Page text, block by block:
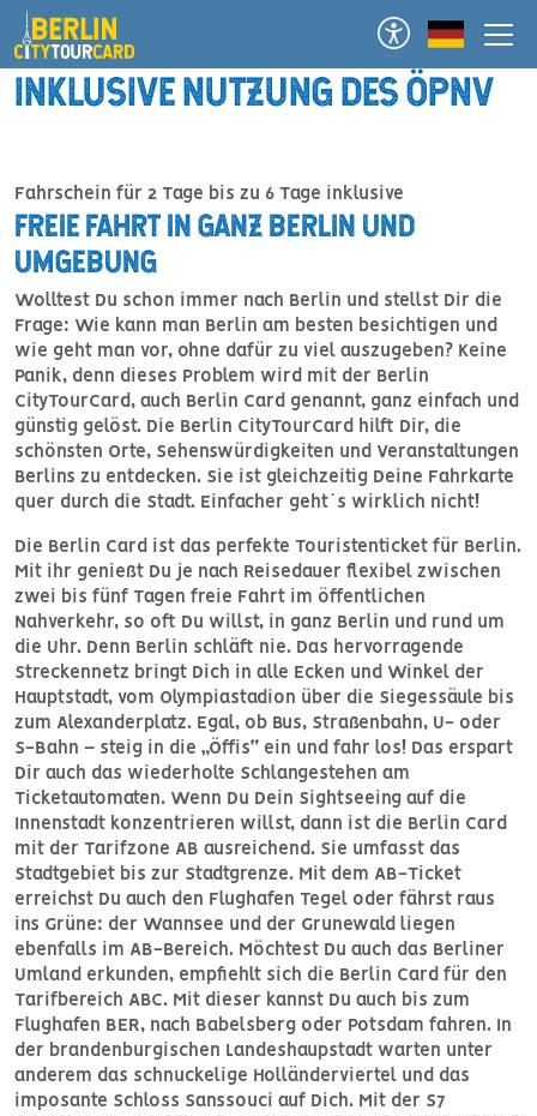
Direkt zum Inhalt
Deutsch
INKLUSIVE NUTZUNG DES ÖPNV
Fahrschein für 2 Tage bis zu 6 Tage inklusive
FREIE FAHRT IN GANZ BERLIN UND
UMGEBUNG
Wolltest Du schon immer nach Berlin und stellst Dir die
Frage: Wie kann man Berlin am besten besichtigen und
wie geht man vor, ohne dafür zu viel auszugeben? Keine
Panik, denn dieses Problem wird mit der Berlin
CityTourCard, auch Berlin Card genannt, ganz einfach und
günstig gelöst. Die Berlin CityTourCard hilft Dir, die
schönsten Orte, Sehenswürdigkeiten und Veranstaltungen
Berlins zu entdecken. Sie ist gleichzeitig Deine Fahrkarte
quer durch die Stadt. Einfacher geht´s wirklich nicht!
Die Berlin Card ist das perfekte Touristenticket für Berlin.
Mit ihr genießt Du je nach Reisedauer flexibel zwischen
zwei bis fünf Tagen freie Fahrt im öffentlichen
Nahverkehr, so oft Du willst, in ganz Berlin und rund um
die Uhr. Denn Berlin schläft nie. Das hervorragende
Streckennetz bringt Dich in alle Ecken und Winkel der
Hauptstadt, vom Olympiastadion über die Siegessäule bis
zum Alexanderplatz. Egal, ob Bus, Straßenbahn, U- oder
S-Bahn – steig in die „Öffis“ ein und fahr los! Das erspart
Dir auch das wiederholte Schlangestehen am
Ticketautomaten. Wenn Du Dein Sightseeing auf die
Innenstadt konzentrieren willst, dann ist die Berlin Card
mit der Tarifzone AB ausreichend. Sie umfasst das
Stadtgebiet bis zur Stadtgrenze. Mit dem AB-Ticket
erreichst Du auch den Flughafen Tegel oder fährst raus
ins Grüne: der Wannsee und der Grunewald liegen
ebenfalls im AB-Bereich. Möchtest Du auch das Berliner
Umland erkunden, empfiehlt sich die Berlin Card für den
Tarifbereich ABC. Mit dieser kannst Du auch bis zum
Flughafen BER, nach Babelsberg oder Potsdam fahren. In
der brandenburgischen Landeshaupstadt warten unter
anderem das schnuckelige Holländerviertel und das
imposante Schloss Sanssouci auf Dich. Mit der S7